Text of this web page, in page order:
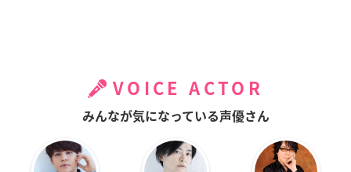
VOICE ACTOR
みんなが気になっている声優さん